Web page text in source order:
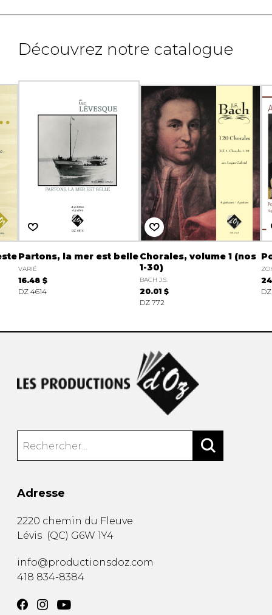
Découvrez notre catalogue
Partons, la mer est belle
VARIÉ
16.48 $
DZ 4614
Chorales, volume 1 (nos
1-30)
BACH J.S.
20.01 $
DZ 772
Adresse
2220 chemin du Fleuve
Lévis (QC) G6W 1Y4
info@productionsdoz.com
418 834-8384